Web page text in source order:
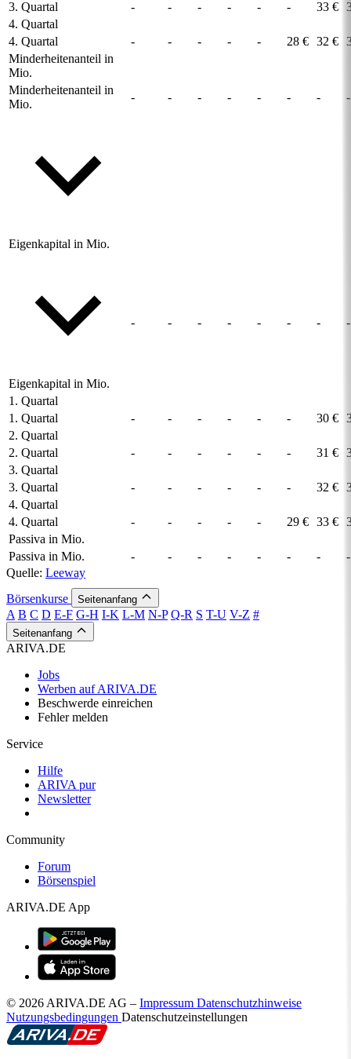
3. Quartal - - - - - - 33 €
4. Quartal
4. Quartal
- - - - - 28 € 32 €
Minderheitenanteil in
Mio.
Minderheitenanteil in
Mio.
- - - - - - - -
Eigenkapital in Mio.
Eigenkapital in Mio.
- - - - - - - -
1. Quartal
1. Quartal
- - - - - - 30 €
2. Quartal
2. Quartal
- - - - - - 31 €
3. Quartal
3. Quartal
- - - - - - 32 €
4. Quartal
4. Quartal
- - - - - 29 € 33 €
Passiva in Mio.
Passiva in Mio.
- - - - - - -
-
Quelle: Leeway
Börsenkurse
Seitenanfang
A B C D E-F G-H I-K L-M N-P Q-R S T-U V-Z #
Seitenanfang
ARIVA.DE
Jobs
Werben auf ARIVA.DE
Beschwerde einreichen
Fehler melden
Service
Hilfe
ARIVA pur
Newsletter
Community
Forum
Börsenspiel
ARIVA.DE App
© 2026 ARIVA.DE AG – Impressum Datenschutzhinweise
Nutzungsbedingungen Datenschutzeinstellungen